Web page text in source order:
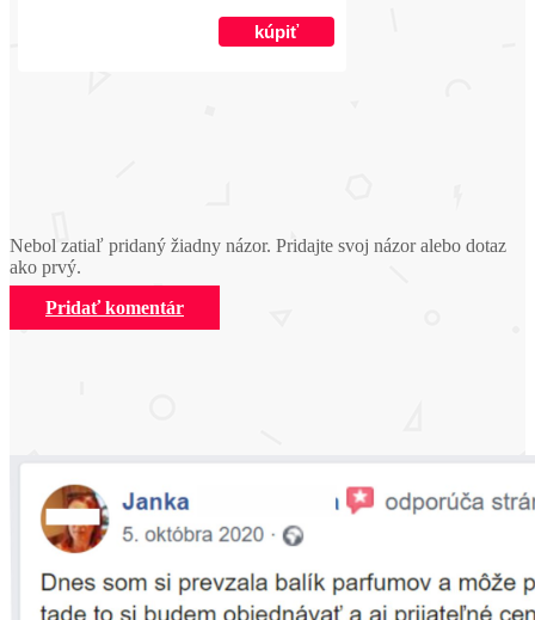
Nebol zatiaľ pridaný žiadny názor. Pridajte svoj názor alebo dotaz
ako prvý.
Pridať komentár